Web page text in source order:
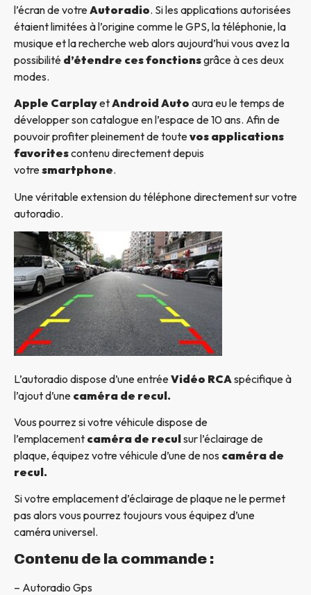
l’écran de votreAutoradio. Si les applications autorisées
étaient limitées à l’origine comme le GPS, la téléphonie, la
musique et la recherche web alors aujourd’hui vous avez la
possibilité d’étendre ces fonctionsgrâce à ces deux
modes.
Apple CarplayetAndroid Auto aura eu le temps de
développer son catalogue en l’espace de 10 ans. Afin de
pouvoir profiter pleinement de toutevos applications
favoritescontenu directement depuis
votresmartphone.
Une véritable extension du téléphone directement sur votre
autoradio.
L’autoradio dispose d’une entréeVidéo RCAspécifique à
l’ajout d’une caméra de recul.
Vous pourrez si votre véhicule dispose de
l’emplacement caméra de reculsur l’éclairage de
plaque, équipez votre véhicule d’une de nos caméra de
recul.
Si votre emplacement d’éclairage de plaque ne le permet
pas alors vous pourrez toujours vous équipez d’une
caméra universel.
Contenu de la commande :
– Autoradio Gps